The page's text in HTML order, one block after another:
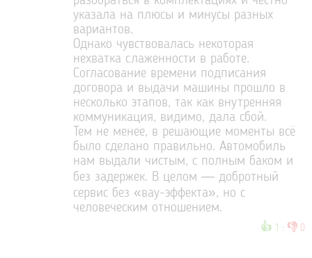
указала на плюсы и минусы разных
вариантов.
Однако чувствовалась некоторая
нехватка слаженности в работе.
Согласование времени подписания
договора и выдачи машины прошло в
несколько этапов, так как внутренняя
коммуникация, видимо, дала сбой.
Тем не менее, в решающие моменты всё
было сделано правильно. Автомобиль
нам выдали чистым, с полным баком и
без задержек. В целом — добротный
сервис без «вау-эффекта», но с
человеческим отношением.
👍 1 : 👎